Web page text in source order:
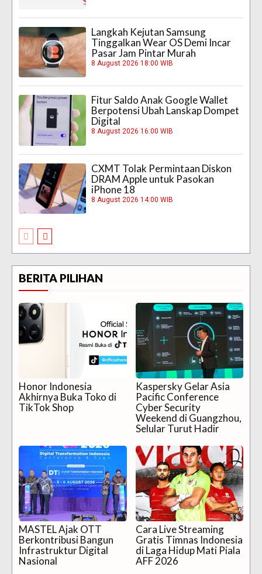
Langkah Kejutan Samsung
Tinggalkan Wear OS Demi Incar
Pasar Jam Pintar Murah
8 August 2026 18:00 WIB
Fitur Saldo Anak Google Wallet
Berpotensi Ubah Lanskap Dompet
Digital
8 August 2026 16:00 WIB
CXMT Tolak Permintaan Diskon
DRAM Apple untuk Pasokan
iPhone 18
8 August 2026 14:00 WIB
BERITA PILIHAN
Honor Indonesia
Akhirnya Buka Toko di
TikTok Shop
Kaspersky Gelar Asia
Pacific Conference
Cyber Security
Weekend di Guangzhou,
Selular Turut Hadir
MASTEL Ajak OTT
Berkontribusi Bangun
Infrastruktur Digital
Nasional
Cara Live Streaming
Gratis Timnas Indonesia
di Laga Hidup Mati Piala
AFF 2026